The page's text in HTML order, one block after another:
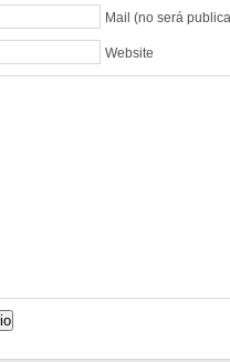
Mail (no será
Website